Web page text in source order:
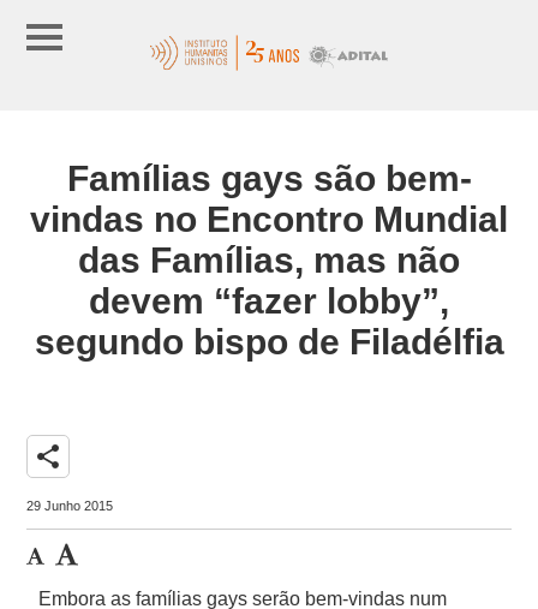
Famílias gays são bem-
vindas no Encontro Mundial
das Famílias, mas não
devem “fazer lobby”,
segundo bispo de Filadélfia
share
29 Junho 2015
Embora as famílias gays serão bem-vindas num